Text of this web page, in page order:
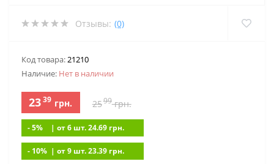
Отзывы: (0)
Код товара:21210
Наличие: Нет в наличии
2339 грн. 2599грн.
- 5% | от 6 шт. 24.69 грн.
- 10% | от 9 шт. 23.39 грн.